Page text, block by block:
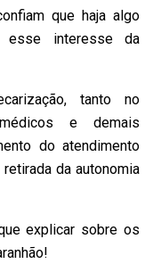
que haja algo
interesse da
tanto no
e demais
do atendimento
da autonomia
explicar sobre os